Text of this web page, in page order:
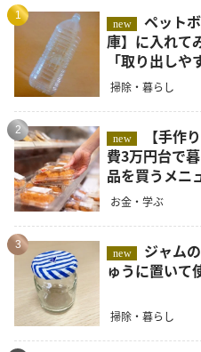
1
new
ペットボトルを半分に切って【冷蔵
庫】に入れて
「取り出しや
掃除・暮らし
2
new
費3万円台で
品を買うメニ
お金・学ぶ
3
new
ゅうに置いて
掃除・暮らし